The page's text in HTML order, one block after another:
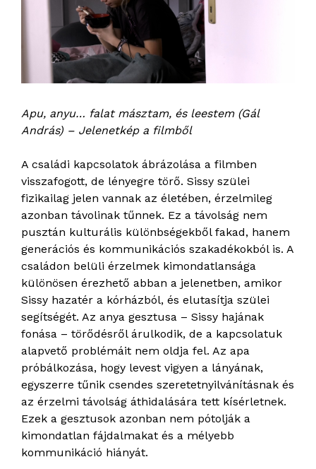
Apu, anyu… falat másztam, és leestem (Gál
András) – Jelenetkép a filmből
A családi kapcsolatok ábrázolása a filmben
visszafogott, de lényegre törő. Sissy szülei
fizikailag jelen vannak az életében, érzelmileg
azonban távolinak tűnnek. Ez a távolság nem
pusztán kulturális különbségekből fakad, hanem
generációs és kommunikációs szakadékokból is. A
családon belüli érzelmek kimondatlansága
különösen érezhető abban a jelenetben, amikor
Sissy hazatér a kórházból, és elutasítja szülei
segítségét. Az anya gesztusa – Sissy hajának
fonása – törődésről árulkodik, de a kapcsolatuk
alapvető problémáit nem oldja fel. Az apa
próbálkozása, hogy levest vigyen a lányának,
egyszerre tűnik csendes szeretetnyilvánításnak és
az érzelmi távolság áthidalására tett kísérletnek.
Ezek a gesztusok azonban nem pótolják a
kimondatlan fájdalmakat és a mélyebb
kommunikáció hiányát.